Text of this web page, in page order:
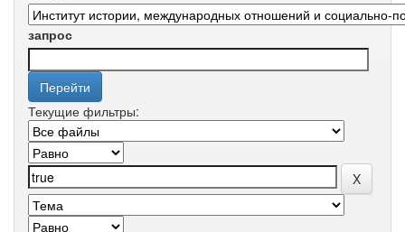
запрос
Текущие фильтры: